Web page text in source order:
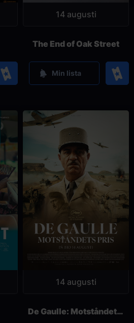
Köp
14 augusti
The End of Oak Street
Min lista
Köp
14 augusti
De Gaulle: Motståndets pris